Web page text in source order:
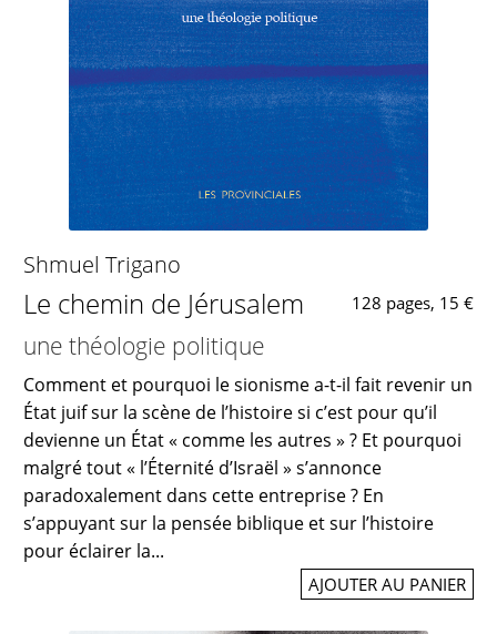
Shmuel Trigano
Le chemin de Jérusalem 128 pages, 15 €
une théologie politique
Comment et pourquoi le sionisme a-t-il fait revenir un
État juif sur la scène de l’histoire si c’est pour qu’il
devienne un État « comme les autres » ? Et pourquoi
malgré tout « l’Éternité d’Israël » s’annonce
paradoxalement dans cette entreprise ? En
s’appuyant sur la pensée biblique et sur l’histoire
pour éclairer la...
AJOUTER AU PANIER